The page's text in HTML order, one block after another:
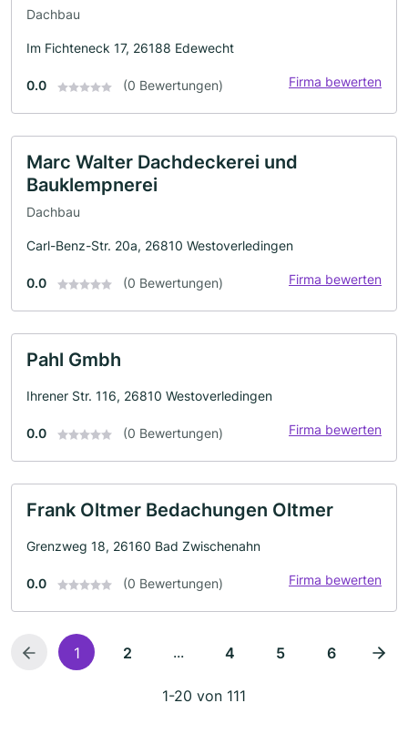
Dachbau
Im Fichteneck 17, 26188 Edewecht
0.0 (0 Bewertungen) Firma bewerten
Marc Walter Dachdeckerei und
Bauklempnerei
Dachbau
Carl-Benz-Str. 20a, 26810 Westoverledingen
0.0 (0 Bewertungen) Firma bewerten
Pahl Gmbh
Ihrener Str. 116, 26810 Westoverledingen
0.0 (0 Bewertungen) Firma bewerten
Frank Oltmer Bedachungen Oltmer
Grenzweg 18, 26160 Bad Zwischenahn
0.0 (0 Bewertungen) Firma bewerten
1 2 ... 4 5 6
1-20 von 111